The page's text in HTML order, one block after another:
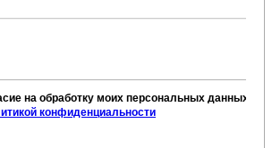
на обработку моих персональных данных, в
конфиденциальности